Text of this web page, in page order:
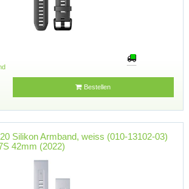
Bestellen
Silikon Armband, weiss (010-13102-03)
42mm (2022)